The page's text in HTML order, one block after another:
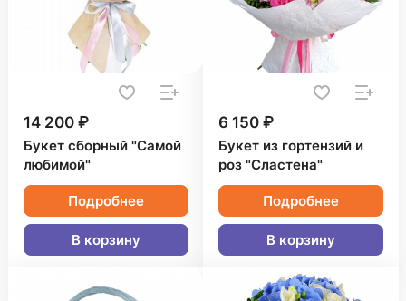
14 200 ₽
Букет сборный "Самой
любимой"
Подробнее
В корзину
6 150 ₽
Букет из гортензий и
роз "Сластена"
Подробнее
В корзину